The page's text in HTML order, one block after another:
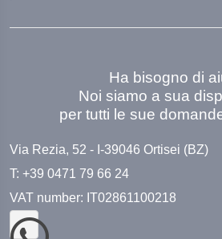
Ha bisogno di
Noi siamo a sua
per tutti le sue
Via Rezia, 52 - I-39046 Ortisei (BZ)
T: +39 0471 79 66 24
VAT number: IT02861100218